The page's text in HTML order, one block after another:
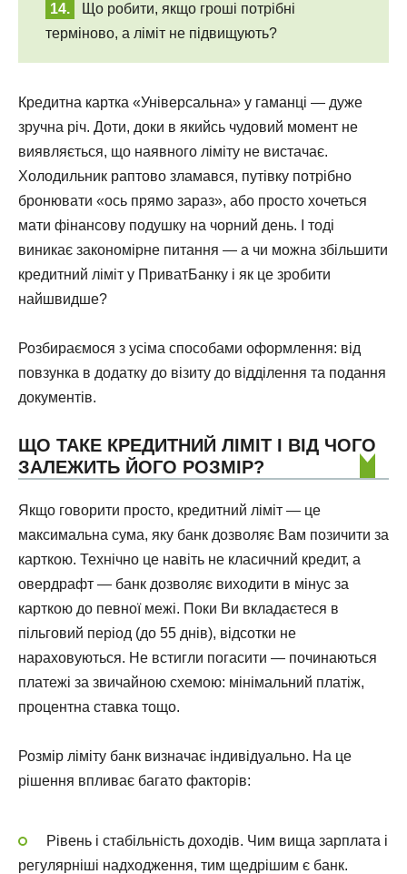
Що робити, якщо гроші потрібні
терміново, а ліміт не підвищують?
Кредитна картка «Універсальна» у гаманці — дуже
зручна річ. Доти, доки в якийсь чудовий момент не
виявляється, що наявного ліміту не вистачає.
Холодильник раптово зламався, путівку потрібно
бронювати «ось прямо зараз», або просто хочеться
мати фінансову подушку на чорний день. І тоді
виникає закономірне питання — а чи можна збільшити
кредитний ліміт у ПриватБанку і як це зробити
найшвидше?
Розбираємося з усіма способами оформлення: від
повзунка в додатку до візиту до відділення та подання
документів.
ЩО ТАКЕ КРЕДИТНИЙ ЛІМІТ І ВІД ЧОГО
ЗАЛЕЖИТЬ ЙОГО РОЗМІР?
Якщо говорити просто, кредитний ліміт — це
максимальна сума, яку банк дозволяє Вам позичити за
карткою. Технічно це навіть не класичний кредит, а
овердрафт — банк дозволяє виходити в мінус за
карткою до певної межі. Поки Ви вкладаєтеся в
пільговий період (до 55 днів), відсотки не
нараховуються. Не встигли погасити — починаються
платежі за звичайною схемою: мінімальний платіж,
процентна ставка тощо.
Розмір ліміту банк визначає індивідуально. На це
рішення впливає багато факторів:
Рівень і стабільність доходів. Чим вища зарплата і
регулярніші надходження, тим щедрішим є банк.